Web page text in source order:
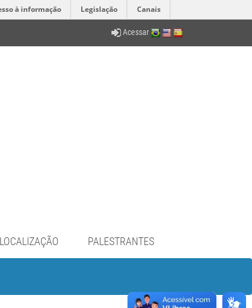
à informação Legislação Canais
Acessar
PALESTRANTES